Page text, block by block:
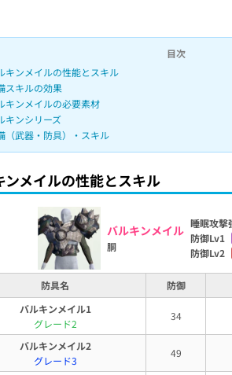
目次
キンメイルの性能とスキル
スキルの効果
キンメイルの必要素材
キンシリーズ
（武器・防具）・スキル
ンメイルの性能とスキル
バルキンメイル
胴
睡眠攻撃
防御Lv1
防御Lv2
防具名 防御
バルキンメイル1
グレード2
34
バルキンメイル2
グレード3
49